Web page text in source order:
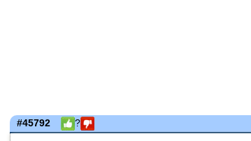
#45792 ?